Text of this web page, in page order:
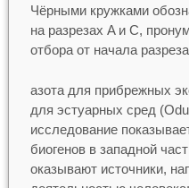
Чёрными кружками
на разрезах A и С,
отбора от начала
азота для прибрежных
для эстуарных сред
исследование
биогенов в западной
оказывают источники,